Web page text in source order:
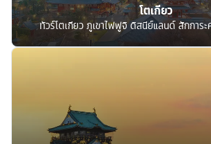
โตเกียว
ทัวร์โตเกียว ภูเขาไฟฟูจิ ดิสนีย์แลนด์ สักการะ